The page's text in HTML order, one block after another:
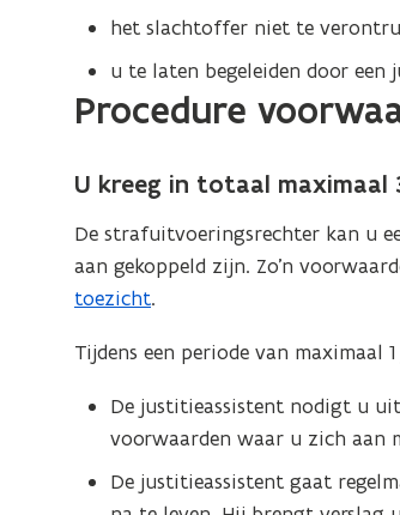
het slachtoffer niet te
u te laten begeleiden door een
Procedure
U kreeg in totaal maximaal
De strafuitvoeringsrechter kan u
aan gekoppeld zijn. Zo’n
toezicht.
Tijdens een periode van maximaal
De justitieassistent nodigt u
voorwaarden waar u zich aan
De justitieassistent gaat